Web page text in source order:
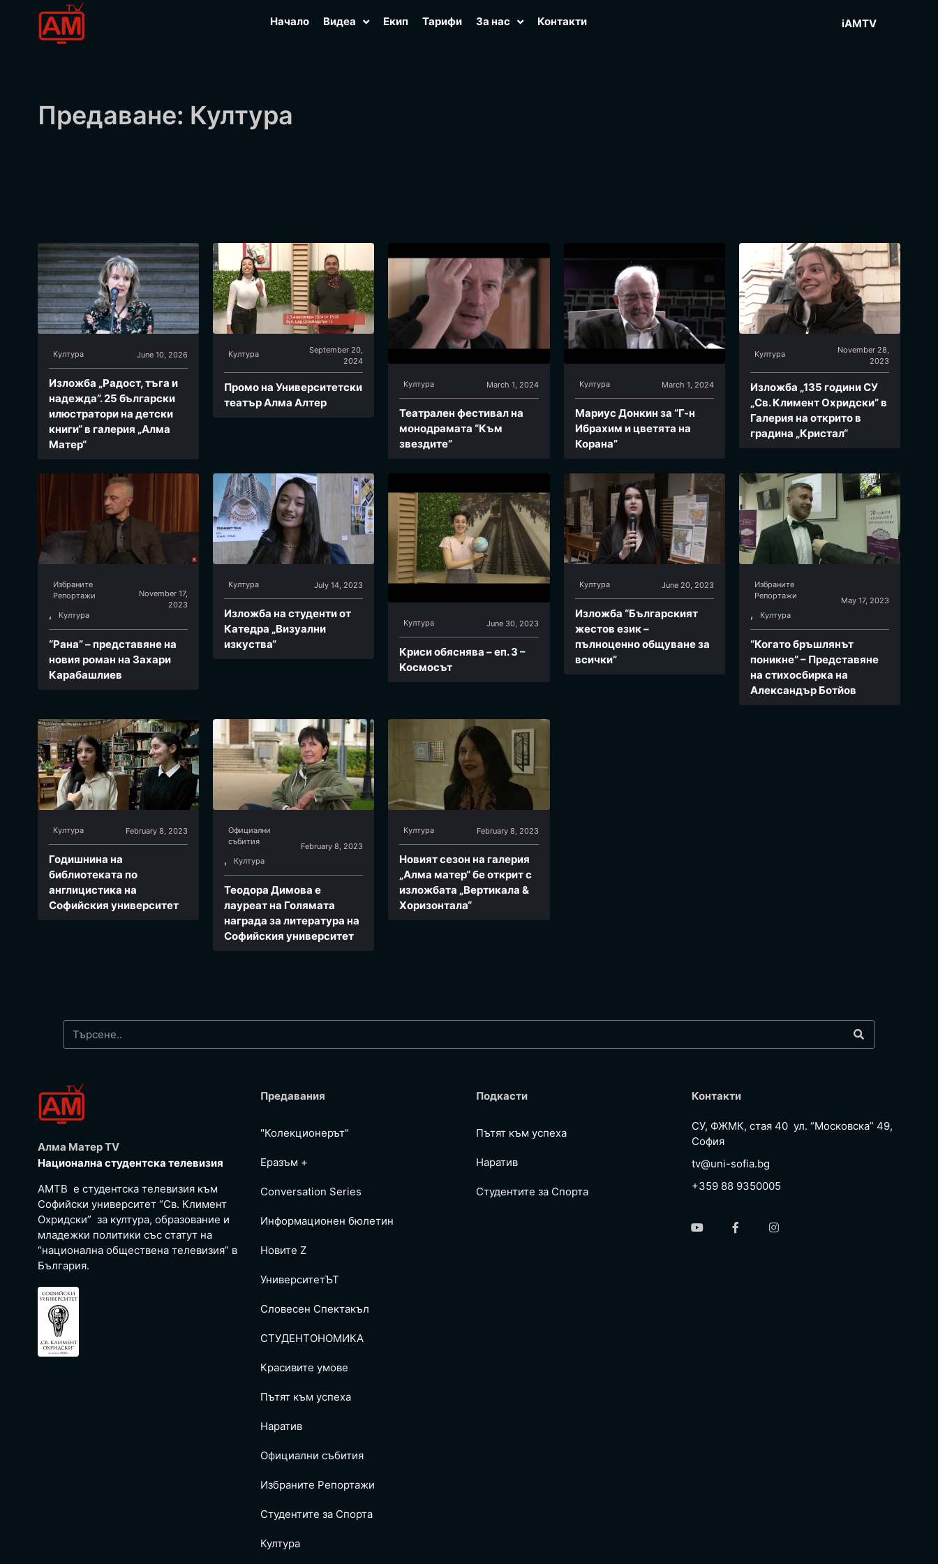
Начало Видеа Екип Тарифи За нас Контакти iAMTV
Предаване: Култура
Култура June 10, 2026
Изложба „Радост, тъга и
надежда”. 25 български
илюстратори на детски
книги“ в галерия „Алма
Матер“
Култура
September 20,
2024
Промо на Университетски
театър Алма Алтер
Култура March 1, 2024
Театрален фестивал на
монодрамата “Към
звездите”
Култура March 1, 2024
Мариус Донкин за “Г-н
Ибрахим и цветята на
Корана”
Култура
November 28,
2023
Изложба „135 години СУ
„Св. Климент Охридски” в
Галерия на открито в
градина „Кристал“
Избраните
Репoртажи
, Култура
November 17,
2023
“Рана” – представяне на
новия роман на Захари
Карабашлиев
Култура July 14, 2023
Изложба на студенти от
Катедра „Визуални
изкуства“
Култура June 30, 2023
Криси обяснява – еп. 3 –
Kосмосът
Култура June 20, 2023
Изложба “Българският
жестов език –
пълноценно общуване за
всички”
Избраните
Репoртажи
, Култура
May 17, 2023
“Когато бръшлянът
поникне” – Представяне
на стихосбирка на
Александър Ботйов
Култура February 8, 2023
Годишнина на
библиотеката по
англицистика на
Софийския университет
Официални
събития
, Култура
February 8, 2023
Теодора Димова е
лауреат на Голямата
награда за литература на
Софийския университет
Култура February 8, 2023
Новият сезон на галерия
„Алма матер“ бе открит с
изложбата „Вертикала &
Хоризонтала“
Алма Матер TV
Национална студентска телевизия
АМТВ е студентска телевизия към
Софийски университет “Св. Климент
Охридски” за култура, образование и
младежки политики със статут на
“национална обществена телевизия” в
България.
Предавания
"Колекционерът"
Еразъм +
Conversation Series
Информационен бюлетин
Новите Z
УниверситетЪТ
Словесен Спектакъл
СТУДЕНТОНОМИКА
Красивите умове
Пътят към успеха
Наратив
Официални събития
Избраните Репoртажи
Студентите за Спортa
Култура
Подкасти
Пътят към успеха
Наратив
Студентите за Спортa
Контакти
СУ, ФЖМК, стая 40 ул. “Московска” 49,
София
tv@uni-sofia.bg
+359 88 9350005